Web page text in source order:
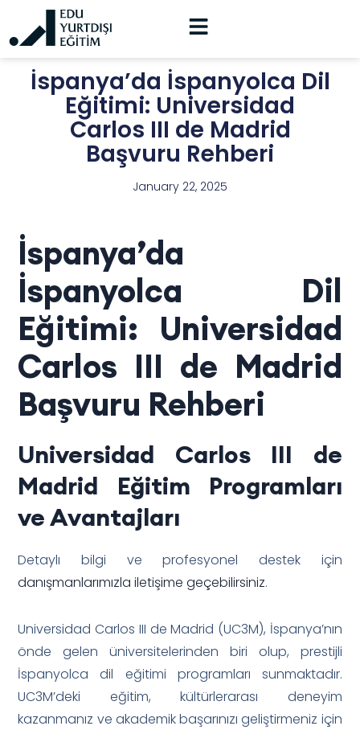
İspanya’da İspanyolca Dil
Eğitimi: Universidad
Carlos III de Madrid
Başvuru Rehberi
January 22, 2025
İspanya’da
İspanyolca Dil
Eğitimi: Universidad
Carlos III de Madrid
Başvuru Rehberi
Universidad Carlos III de
Madrid Eğitim Programları
ve Avantajları
Detaylı bilgi ve profesyonel destek için
danışmanlarımızla iletişime geçebilirsiniz.
Universidad Carlos III de Madrid (UC3M), İspanya’nın
önde gelen üniversitelerinden biri olup, prestijli
İspanyolca dil eğitimi programları sunmaktadır.
UC3M’deki eğitim, kültürlerarası deneyim
kazanmanız ve akademik başarınızı geliştirmeniz için